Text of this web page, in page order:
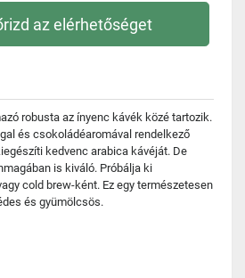
az elérhetőséget
robusta az ínyenc kávék közé tartozik.
és csokoládéaromával rendelkező
kedvenc arabica kávéját. De
is kiváló. Próbálja ki
cold brew-ként. Ez egy természetesen
és gyümölcsös.